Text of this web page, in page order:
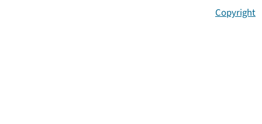
Copyright